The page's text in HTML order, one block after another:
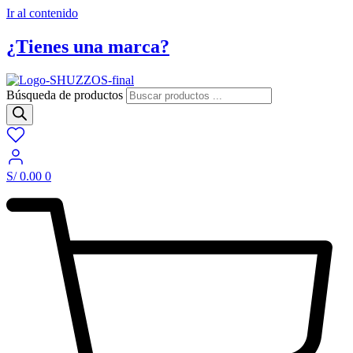
Ir al contenido
¿Tienes una marca?
Búsqueda de productos
S/0.00 0